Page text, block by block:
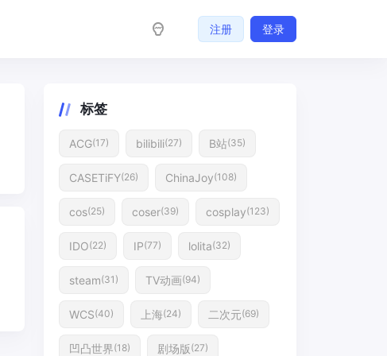
注册 登录
标签
ACG(17) bilibili(27) B站(35)
CASETiFY(26) ChinaJoy(108)
cos(25) coser(39) cosplay(123)
IDO(22) IP(77) lolita(32)
steam(31) TV动画(94)
WCS(40) 上海(24) 二次元(69)
凹凸世界(18) 剧场版(27)